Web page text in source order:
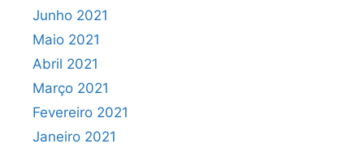
Junho 2021
Maio 2021
Abril 2021
Março 2021
Fevereiro 2021
Janeiro 2021